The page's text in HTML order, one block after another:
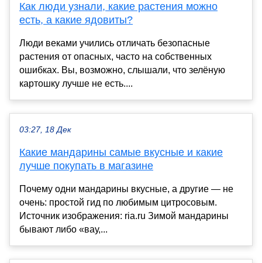
Как люди узнали, какие растения можно
есть, а какие ядовиты?
Люди веками учились отличать безопасные
растения от опасных, часто на собственных
ошибках. Вы, возможно, слышали, что зелёную
картошку лучше не есть....
03:27, 18 Дек
Какие мандарины самые вкусные и какие
лучше покупать в магазине
Почему одни мандарины вкусные, а другие — не
очень: простой гид по любимым цитросовым.
Источник изображения: ria.ru Зимой мандарины
бывают либо «вау,...